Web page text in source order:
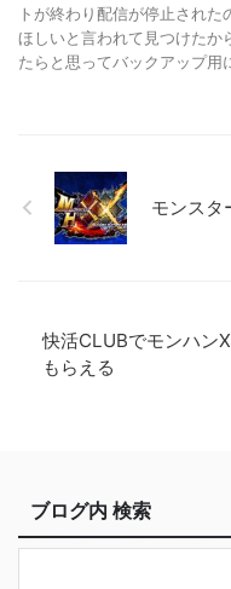
トが終わり配信が停止された
ほしいと言われて見つけたか
たらと思ってバックアップ
モンスタ
快活CLUBでモンハン
もらえる
ブログ内 検索